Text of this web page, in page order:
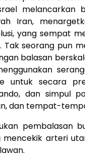
melancarkan
Iran,
yang sempat
Tak seorang pun
balasan
untuk secara
dan simpul
dan tempat-
pembalasan
mencekik arteri